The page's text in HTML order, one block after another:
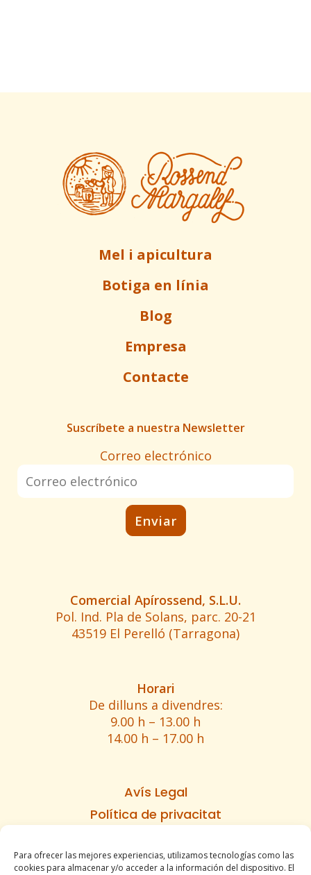
Para ofrecer las mejores experiencias, utilizamos tecnologías como las
cookies para almacenar y/o acceder a la información del dispositivo. El
Mel i apicultura
Botiga en línia
Blog
Empresa
Contacte
Suscríbete a nuestra Newsletter
Correo electrónico
Comercial Apírossend, S.L.U.
Pol. Ind. Pla de Solans, parc. 20-21
43519 El Perelló (Tarragona)
Horari
De dilluns a divendres:
9.00 h – 13.00 h
14.00 h – 17.00 h
Avís Legal
Política de privacitat
Informe d’accesibilitat